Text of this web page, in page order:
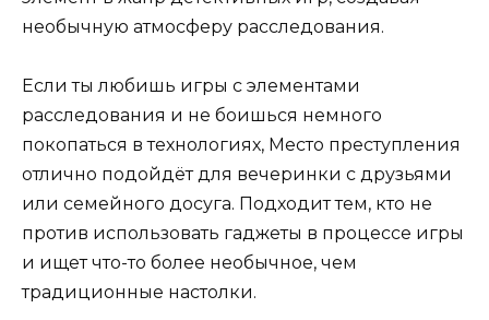
необычную атмосферу расследования.
Если ты любишь игры с элементами
расследования и не боишься немного
покопаться в технологиях, Место преступления
отлично подойдёт для вечеринки с друзьями
или семейного досуга. Подходит тем, кто не
против использовать гаджеты в процессе игры
и ищет что-то более необычное, чем
традиционные настолки.